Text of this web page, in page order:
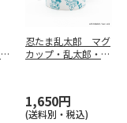
忍たま乱太郎 マグ
カップ・乱太郎・き
1,650円
(送料別・税込)